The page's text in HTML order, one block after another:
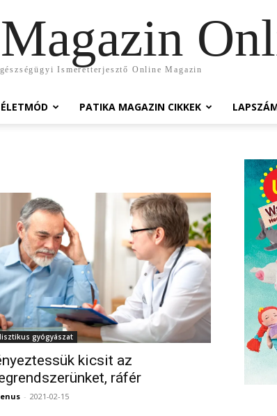
Ismeretterjesztő Online Magazin
ÉLETMÓD PATIKA MAGAZIN CIKKEK
gyógyászat
kicsit az
ráfér
- 2021-02-15